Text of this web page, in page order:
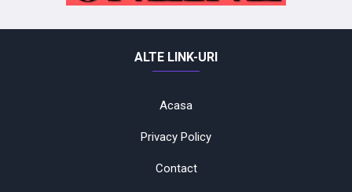
ALTE LINK-URI
Acasa
Privacy Policy
Contact